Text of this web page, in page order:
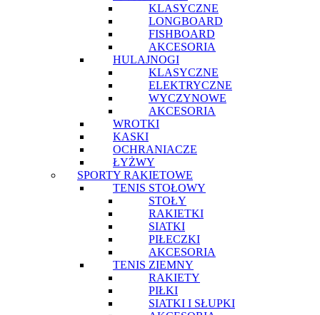
KLASYCZNE
LONGBOARD
FISHBOARD
AKCESORIA
HULAJNOGI
KLASYCZNE
ELEKTRYCZNE
WYCZYNOWE
AKCESORIA
WROTKI
KASKI
OCHRANIACZE
ŁYŻWY
SPORTY RAKIETOWE
TENIS STOŁOWY
STOŁY
RAKIETKI
SIATKI
PIŁECZKI
AKCESORIA
TENIS ZIEMNY
RAKIETY
PIŁKI
SIATKI I SŁUPKI